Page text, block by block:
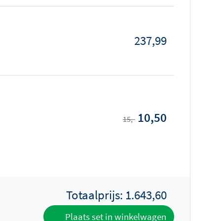
237,99
15,- 10,50
Totaalprijs: 1.643,60
Plaats set in winkelwagen